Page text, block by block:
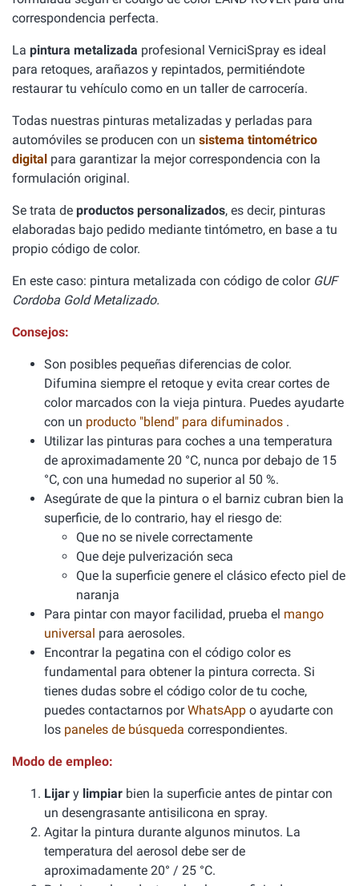
correspondencia perfecta.
La pintura metalizada profesional VerniciSpray es ideal
para retoques, arañazos y repintados, permitiéndote
restaurar tu vehículo como en un taller de carrocería.
Todas nuestras pinturas metalizadas y perladas para
automóviles se producen con un sistema tintométrico
digital para garantizar la mejor correspondencia con la
formulación original.
Se trata de productos personalizados, es decir, pinturas
elaboradas bajo pedido mediante tintómetro, en base a tu
propio código de color.
En este caso: pintura metalizada con código de color GUF
Cordoba Gold Metalizado.
Consejos:
Son posibles pequeñas diferencias de color.
Difumina siempre el retoque y evita crear cortes de
color marcados con la vieja pintura. Puedes ayudarte
con un producto "blend" para difuminados .
Utilizar las pinturas para coches a una temperatura
de aproximadamente 20 °C, nunca por debajo de 15
°C, con una humedad no superior al 50 %.
Asegúrate de que la pintura o el barniz cubran bien la
superficie, de lo contrario, hay el riesgo de:
Que no se nivele correctamente
Que deje pulverización seca
Que la superficie genere el clásico efecto piel de
naranja
Para pintar con mayor facilidad, prueba el mango
universal para aerosoles.
Encontrar la pegatina con el código color es
fundamental para obtener la pintura correcta. Si
tienes dudas sobre el código color de tu coche,
puedes contactarnos porWhatsApp o ayudarte con
los paneles de búsqueda correspondientes.
Modo de empleo:
Lijar y limpiar bien la superficie antes de pintar con
un desengrasante antisilicona en spray.
Agitar la pintura durante algunos minutos. La
temperatura del aerosol debe ser de
aproximadamente 20° / 25 °C.